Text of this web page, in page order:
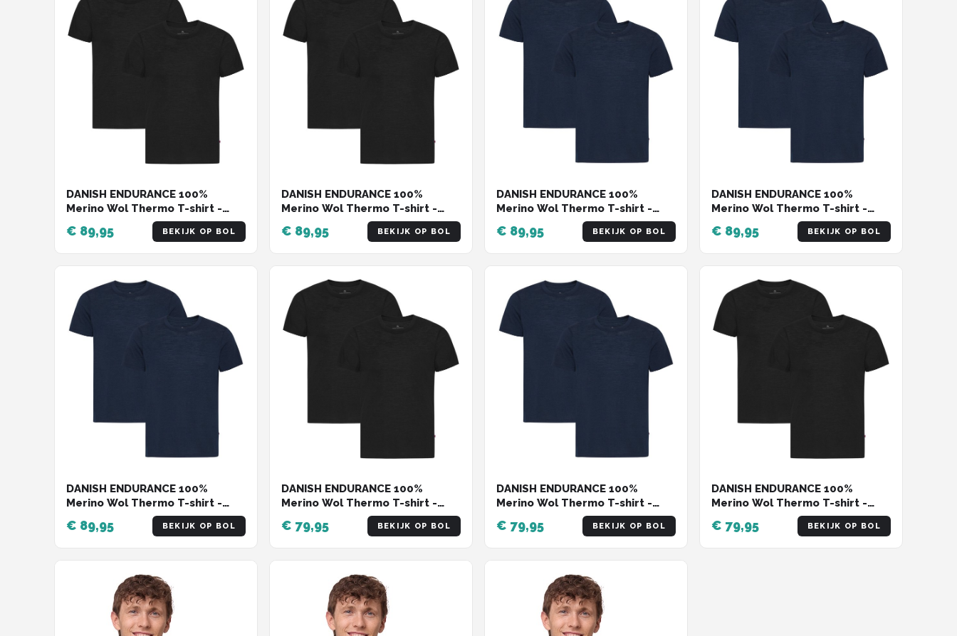
DANISH ENDURANCE 100%
Merino Wol Thermo T-shirt -
voor Heren - Zwart - 2 pack -
Maat M
€ 89,95 BEKIJK OP BOL
DANISH ENDURANCE 100%
Merino Wol Thermo T-shirt -
voor Heren - Zwart - 2 pack -
Maat XL
€ 89,95 BEKIJK OP BOL
DANISH ENDURANCE 100%
Merino Wol Thermo T-shirt -
voor Heren - Marineblauw - 2
pack - Maat XL
€ 89,95 BEKIJK OP BOL
DANISH ENDURANCE 100%
Merino Wol Thermo T-shirt -
voor Heren - Marineblauw - 2
pack - Maat M
€ 89,95 BEKIJK OP BOL
DANISH ENDURANCE 100%
Merino Wol Thermo T-shirt -
voor Heren - Marineblauw - 2
pack - Maat L
€ 89,95 BEKIJK OP BOL
DANISH ENDURANCE 100%
Merino Wol Thermo T-shirt -
voor Heren - Zwart - 2 pack -
Maat L
€ 79,95 BEKIJK OP BOL
DANISH ENDURANCE 100%
Merino Wol Thermo T-shirt -
voor Heren - Marineblauw - 2
pack - Maat XXL
€ 79,95 BEKIJK OP BOL
DANISH ENDURANCE 100%
Merino Wol Thermo T-shirt -
voor Heren - Zwart - 2 pack -
Maat S
€ 79,95 BEKIJK OP BOL